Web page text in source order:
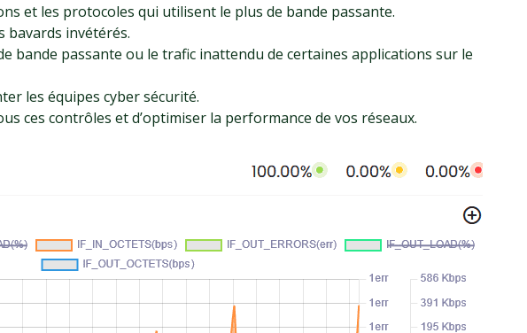
et les protocoles qui utilisent le plus de bande passante.
bavards invétérés.
bande passante ou le trafic inattendu de certaines applications sur le
les équipes cyber sécurité.
ces contrôles et d’optimiser la performance de vos réseaux.